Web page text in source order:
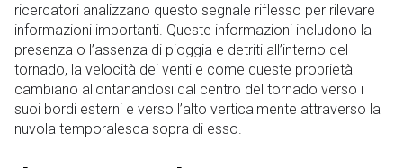
ricercatori analizzano questo segnale riflesso per rilevare
informazioni importanti. Queste informazioni includono la
presenza o l’assenza di pioggia e detriti all’interno del
tornado, la velocità dei venti e come queste proprietà
cambiano allontanandosi dal centro del tornado verso i
suoi bordi esterni e verso l’alto verticalmente attraverso la
nuvola temporalesca sopra di esso.